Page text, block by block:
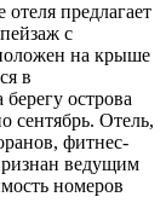
предлагает
с
на крыше
в
острова
сентябрь. Отель,
фитнес-
ведущим
номеров